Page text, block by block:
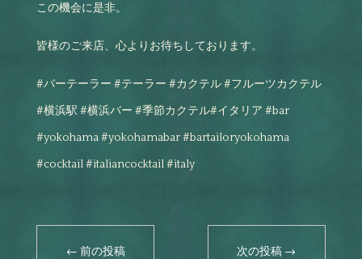
この機会に是非。
皆様のご来店、心よりお待ちしております。
#バーテーラー #テーラー #カクテル #フルーツカクテル
#横浜駅 #横浜バー #季節カクテル#イタリア #bar
#yokohama #yokohamabar #bartailoryokohama
#cocktail #italiancocktail #italy
← 前の投稿 次の投稿 →